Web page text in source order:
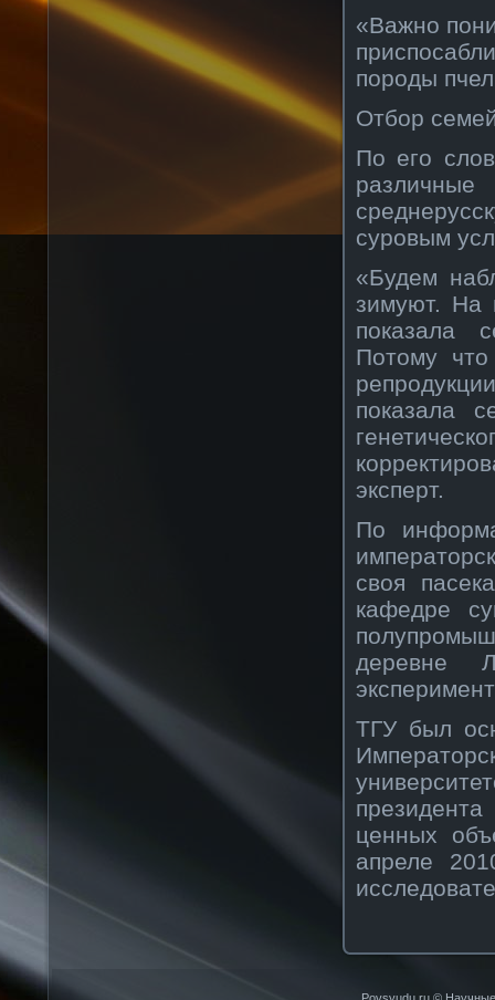
«Важно
породы
Отбор
По его
суровым
«Будем
зимуют. На
показала
Потому
показала
эксперт.
По
своя
кафедре
деревне
ТГУ был
ценных
апреле